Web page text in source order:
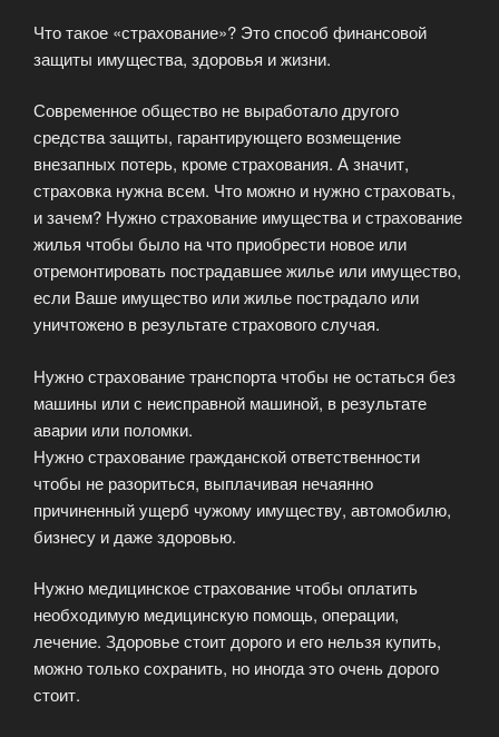
Что такое «страхование»? Это способ финансовой
защиты имущества, здоровья и жизни.
Современное общество не выработало другого
средства защиты, гарантирующего возмещение
внезапных потерь, кроме страхования. А значит,
страховка нужна всем. Что можно и нужно страховать,
и зачем? Нужно страхование имущества и страхование
жилья чтобы было на что приобрести новое или
отремонтировать пострадавшее жилье или имущество,
если Ваше имущество или жилье пострадало или
уничтожено в результате страхового случая.
Нужно страхование транспорта чтобы не остаться без
машины или с неисправной машиной, в результате
аварии или поломки.
Нужно страхование гражданской ответственности
чтобы не разориться, выплачивая нечаянно
причиненный ущерб чужому имуществу, автомобилю,
бизнесу и даже здоровью.
Нужно медицинское страхование чтобы оплатить
необходимую медицинскую помощь, операции,
лечение. Здоровье стоит дорого и его нельзя купить,
можно только сохранить, но иногда это очень дорого
стоит.